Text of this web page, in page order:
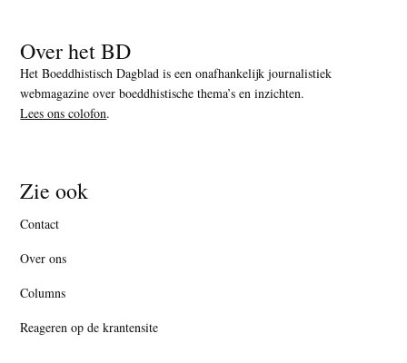
Over het BD
Het Boeddhistisch Dagblad is een onafhankelijk journalistiek
webmagazine over boeddhistische thema’s en inzichten.
Lees ons colofon.
Zie ook
Contact
Over ons
Columns
Reageren op de krantensite